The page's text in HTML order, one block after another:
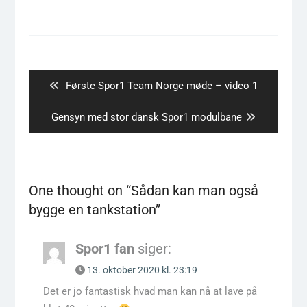
Previous
Første Spor1 Team Norge møde – video 1
Next
post:
Gensyn med stor dansk Spor1 modulbane
One thought on “Sådan kan man også
bygge en tankstation”
Spor1 fan siger:
13. oktober 2020 kl. 23:19
Det er jo fantastisk hvad man kan nå at lave på